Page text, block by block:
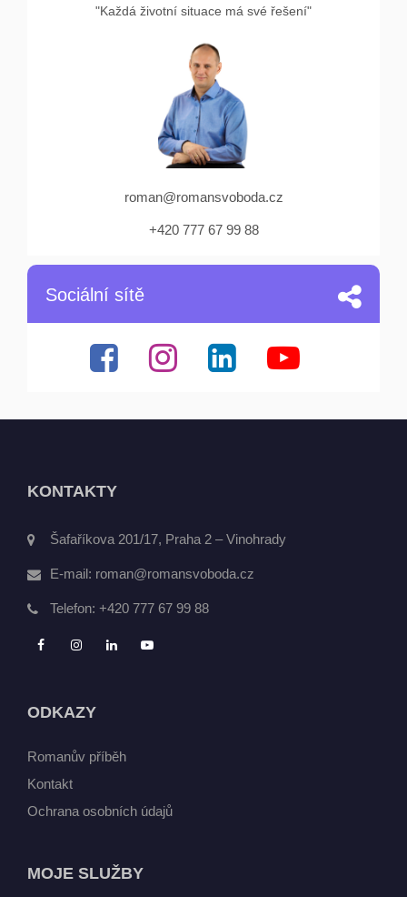
"Každá životní situace má své řešení"
roman@romansvoboda.cz
+420 777 67 99 88
Sociální sítě
KONTAKTY
Šafaříkova 201/17, Praha 2 – Vinohrady
E-mail: roman@romansvoboda.cz
Telefon: +420 777 67 99 88
ODKAZY
Romanův příběh
Kontakt
Ochrana osobních údajů
MOJE SLUŽBY